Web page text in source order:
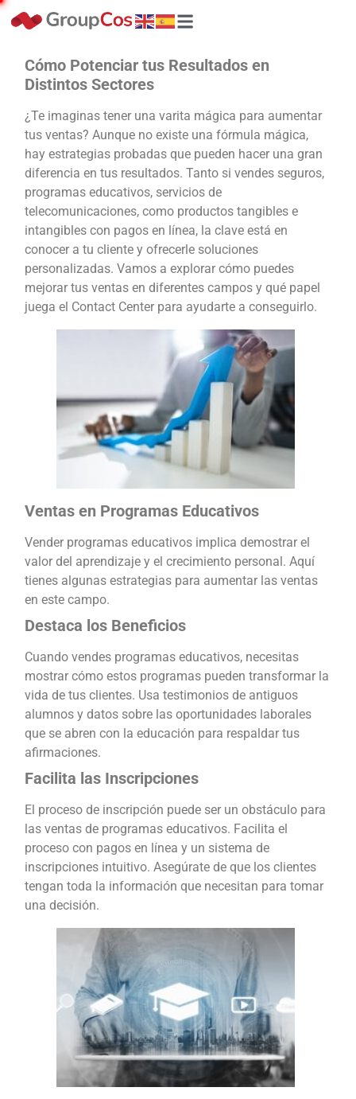
Cómo Potenciar tus Resultados en
Distintos Sectores
¿Te imaginas tener una varita mágica para aumentar
tus ventas? Aunque no existe una fórmula mágica,
hay estrategias probadas que pueden hacer una gran
diferencia en tus resultados. Tanto si vendes seguros,
programas educativos, servicios de
telecomunicaciones, como productos tangibles e
intangibles con pagos en línea, la clave está en
conocer a tu cliente y ofrecerle soluciones
personalizadas. Vamos a explorar cómo puedes
mejorar tus ventas en diferentes campos y qué papel
juega el Contact Center para ayudarte a conseguirlo.
Ventas en Programas Educativos
Vender programas educativos implica demostrar el
valor del aprendizaje y el crecimiento personal. Aquí
tienes algunas estrategias para aumentar las ventas
en este campo.
Destaca los Beneficios
Cuando vendes programas educativos, necesitas
mostrar cómo estos programas pueden transformar la
vida de tus clientes. Usa testimonios de antiguos
alumnos y datos sobre las oportunidades laborales
que se abren con la educación para respaldar tus
afirmaciones.
Facilita las Inscripciones
El proceso de inscripción puede ser un obstáculo para
las ventas de programas educativos. Facilita el
proceso con pagos en línea y un sistema de
inscripciones intuitivo. Asegúrate de que los clientes
tengan toda la información que necesitan para tomar
una decisión.